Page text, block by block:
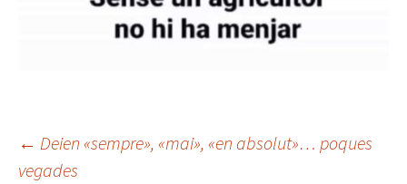
Navegació
← Deien «sempre», «mai», «en absolut»… poques
vegades